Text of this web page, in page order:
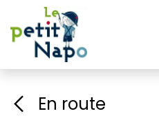
Se rendre au contenu
En route